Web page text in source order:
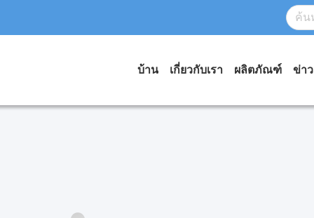
บ้าน เกี่ยวกับเรา ผลิตภัณฑ์ ข่าว